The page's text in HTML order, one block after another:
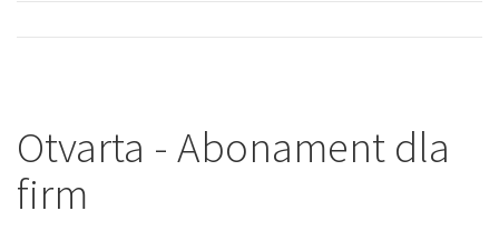
Otvarta - Abonament dla
firm